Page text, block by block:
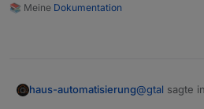
📚 Meine Dokumentation
haus-automatisierung@gtal sagte in